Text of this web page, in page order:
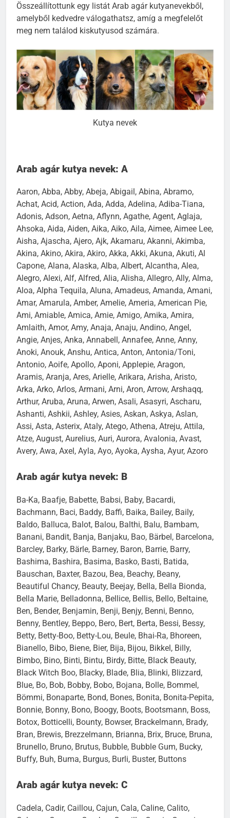
Összeállítottunk egy listát Arab agár kutyanevekből,
amelyből kedvedre válogathatsz, amíg a megfelelőt
meg nem találod kiskutyusod számára.
Kutya nevek
Arab agár kutya nevek: A
Aaron, Abba, Abby, Abeja, Abigail, Abina, Abramo,
Achat, Acid, Action, Ada, Adda, Adelina, Adiba-Tiana,
Adonis, Adson, Aetna, Aflynn, Agathe, Agent, Aglaja,
Ahsoka, Aida, Aiden, Aika, Aiko, Aila, Aimee, Aimee Lee,
Aisha, Ajascha, Ajero, Ajk, Akamaru, Akanni, Akimba,
Akina, Akino, Akira, Akiro, Akka, Akki, Akuna, Akuti, Al
Capone, Alana, Alaska, Alba, Albert, Alcantha, Alea,
Alegro, Alexi, Alf, Alfred, Alia, Alisha, Allegro, Ally, Alma,
Aloa, Alpha Tequila, Aluna, Amadeus, Amanda, Amani,
Amar, Amarula, Amber, Amelie, Ameria, American Pie,
Ami, Amiable, Amica, Amie, Amigo, Amika, Amira,
Amlaith, Amor, Amy, Anaja, Anaju, Andino, Angel,
Angie, Anjes, Anka, Annabell, Annafee, Anne, Anny,
Anoki, Anouk, Anshu, Antica, Anton, Antonia/Toni,
Antonio, Aoife, Apollo, Aponi, Applepie, Aragon,
Aramis, Aranja, Ares, Arielle, Arikara, Arisha, Aristo,
Arka, Arko, Arlos, Armani, Arni, Aron, Arrow, Arshaqq,
Arthur, Aruba, Aruna, Arwen, Asali, Asasyri, Ascharu,
Ashanti, Ashkii, Ashley, Asies, Askan, Askya, Aslan,
Assi, Asta, Asterix, Ataly, Atego, Athena, Atreju, Attila,
Atze, August, Aurelius, Auri, Aurora, Avalonia, Avast,
Avery, Awa, Axel, Ayla, Ayo, Ayoka, Aysha, Ayur, Azoro
Arab agár kutya nevek: B
Ba-Ka, Baafje, Babette, Babsi, Baby, Bacardi,
Bachmann, Baci, Baddy, Baffi, Baika, Bailey, Baily,
Baldo, Balluca, Balot, Balou, Balthi, Balu, Bambam,
Banani, Bandit, Banja, Banjaku, Bao, Bärbel, Barcelona,
Barcley, Barky, Bärle, Barney, Baron, Barrie, Barry,
Bashima, Bashira, Basima, Basko, Basti, Batida,
Bauschan, Baxter, Bazou, Bea, Beachy, Beany,
Beautiful Chancy, Beauty, Beejay, Bella, Bella Bionda,
Bella Marie, Belladonna, Bellice, Bellis, Bello, Beltaine,
Ben, Bender, Benjamin, Benji, Benjy, Benni, Benno,
Benny, Bentley, Beppo, Bero, Bert, Berta, Bessi, Bessy,
Betty, Betty-Boo, Betty-Lou, Beule, Bhai-Ra, Bhoreen,
Bianello, Bibo, Biene, Bier, Bija, Bijou, Bikkel, Billy,
Bimbo, Bino, Binti, Bintu, Birdy, Bitte, Black Beauty,
Black Witch Boo, Blacky, Blade, Blia, Blinki, Blizzard,
Blue, Bo, Bob, Bobby, Bobo, Bojana, Bolle, Bommel,
Bömmi, Bonaparte, Bond, Bones, Bonita, Bonita-Pepita,
Bonnie, Bonny, Bono, Boogy, Boots, Bootsmann, Boss,
Botox, Botticelli, Bounty, Bowser, Brackelmann, Brady,
Bran, Brewis, Brezzelmann, Brianna, Brix, Bruce, Bruna,
Brunello, Bruno, Brutus, Bubble, Bubble Gum, Bucky,
Buffy, Buh, Buma, Burgus, Burli, Buster, Buttons
Arab agár kutya nevek: C
Cadela, Cadir, Caillou, Cajun, Cala, Caline, Calito,